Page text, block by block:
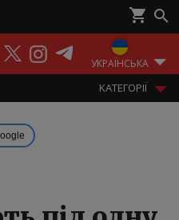
УКРАЇНСЬКА
KАТЕГОРІЇ
ЕФІР